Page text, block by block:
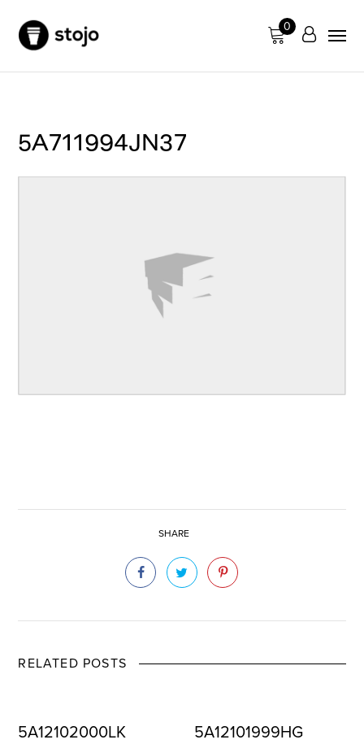
0
5A711994JN37
SHARE
RELATED POSTS
5A12102000LK 5A12101999HG